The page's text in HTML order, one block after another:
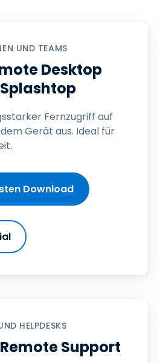
UND TEAMS
Desktop
Fernzugriff auf
Gerät aus. Ideal für
Download
HELPDESKS
Support